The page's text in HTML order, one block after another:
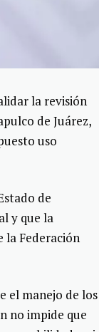
la revisión
de Juárez,
uso
de
y que la
la Federación
el manejo de los
no impide que